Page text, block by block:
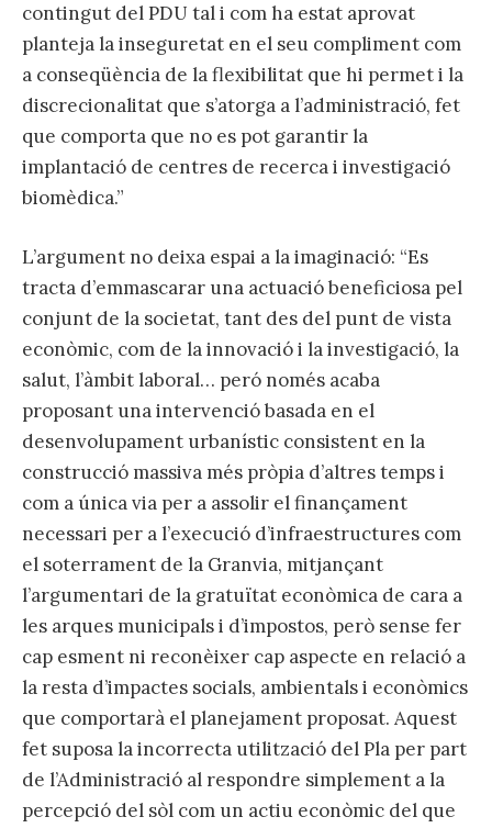
contingut del PDU tal i com ha estat aprovat
planteja la inseguretat en el seu compliment com
a conseqüència de la flexibilitat que hi permet i la
discrecionalitat que s’atorga a l’administració, fet
que comporta que no es pot garantir la
implantació de centres de recerca i investigació
biomèdica.”
L’argument no deixa espai a la imaginació: “Es
tracta d’emmascarar una actuació beneficiosa pel
conjunt de la societat, tant des del punt de vista
econòmic, com de la innovació i la investigació, la
salut, l’àmbit laboral… peró només acaba
proposant una intervenció basada en el
desenvolupament urbanístic consistent en la
construcció massiva més pròpia d’altres temps i
com a única via per a assolir el finançament
necessari per a l’execució d’infraestructures com
el soterrament de la Granvia, mitjançant
l’argumentari de la gratuïtat econòmica de cara a
les arques municipals i d’impostos, però sense fer
cap esment ni reconèixer cap aspecte en relació a
la resta d’impactes socials, ambientals i econòmics
que comportarà el planejament proposat. Aquest
fet suposa la incorrecta utilització del Pla per part
de l’Administració al respondre simplement a la
percepció del sòl com un actiu econòmic del que